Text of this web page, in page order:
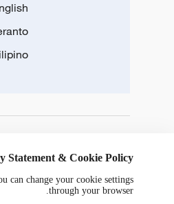
Statement & Cookie Policy
can change your cookie settings
through your browser.